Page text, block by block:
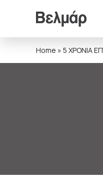
Home » 5 ΧΡΟΝΙΑ